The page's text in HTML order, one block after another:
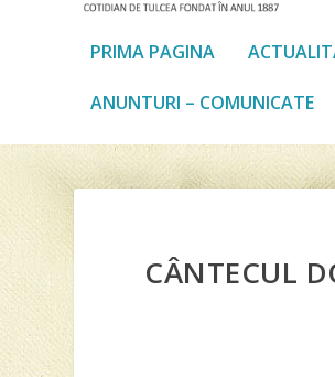
PRIMA PAGINA
ANUNTURI – COMUNICATE
CÂNTECUL